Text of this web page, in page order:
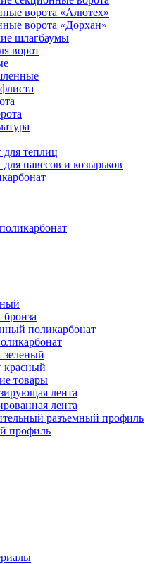
ворота «Алютех»
ворота «Дорхан»
шлагбаумы
ворот
теплиц
навесов и козырьков
поликарбонат
зеленый
красный
товары
лента
лента
разъемный профиль
профиль